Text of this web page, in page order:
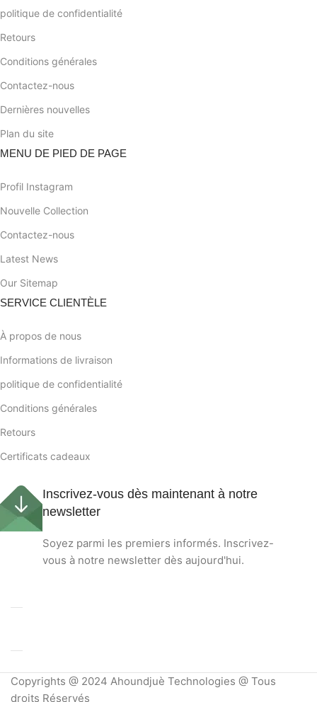
politique de confidentialité
Retours
Conditions générales
Contactez-nous
Dernières nouvelles
Plan du site
MENU DE PIED DE PAGE
Profil Instagram
Nouvelle Collection
Contactez-nous
Latest News
Our Sitemap
SERVICE CLIENTÈLE
À propos de nous
Informations de livraison
politique de confidentialité
Conditions générales
Retours
Certificats cadeaux
Inscrivez-vous dès maintenant à notre
newsletter
Soyez parmi les premiers informés. Inscrivez-
vous à notre newsletter dès aujourd'hui.
Copyrights @ 2024 Ahoundjuè Technologies @ Tous
droits Réservés